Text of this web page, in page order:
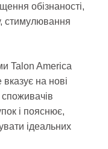
обізнаності,
стимулювання
Talon America
вказує на нові
і пояснює,
ідеальних